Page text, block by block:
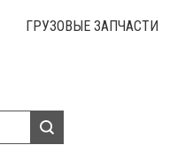
ГРУЗОВЫЕ ЗАПЧАСТИ